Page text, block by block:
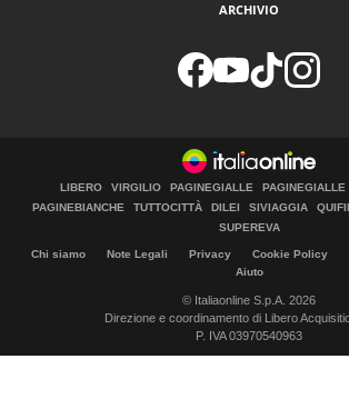
ARCHIVIO
LIBERO VIRGILIO PAGINEGIALLE PAGINEGIALLE
PAGINEBIANCHE
TUTTOCITTÀ DILEI SIVIAGGIA
SUPEREVA
Chi siamo Note Legali Privacy Cookie Policy
Aiuto
© Italiaonline S.p.A. 2026
Direzione e coordinamento di Libero
P. IVA 03970540963